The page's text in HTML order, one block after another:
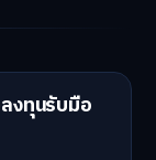
งทุนรับมือ